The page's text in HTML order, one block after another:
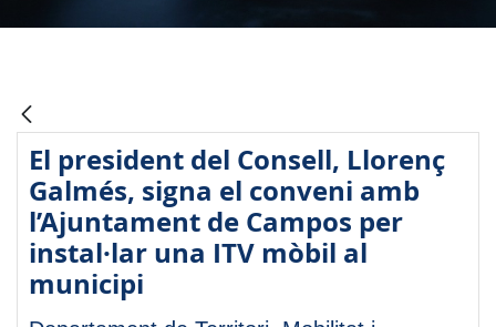
El president del Consell, Llorenç
Galmés, signa el conveni amb
l’Ajuntament de Campos per
instal·lar una ITV mòbil al
municipi